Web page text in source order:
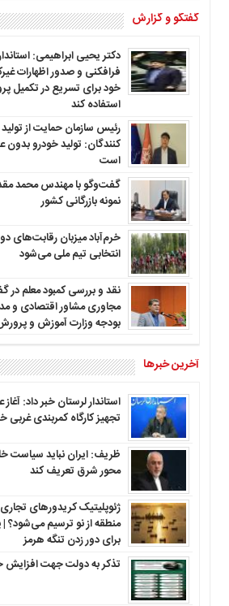
گفتگو و گزارش
دکتر یحیی ابراهیمی:
فرافکنی و صدور اظهارات
خود برای تسریع در تکمیل
استفاده کند
رئیس سازمان حمایت از
کنندگان: تولید خودرو بدون
است
گفت‌وگو با مهندس محمد
نمونه بازرگانی کشور
خرم‌آباد میزبان رقابت‌های
انتخابی تیم ملی می‌شود
نقد و بررسی کمبود معلم در
مجاوری مشاور اقتصادی و
بودجه وزارت آموزش و
آخرین خبرها
استاندار لرستان خبر داد:
تجهیز کارگاه کمربندی غربی
ظریف: ایران نباید سیاست
محور شرق تعریف کند
ژئوپلیتیک کریدورهای
منطقه‌ از نو ترسیم می‌شود؟
برای دور زدن تنگه هرمز
تذکر به دولت جهت افزایش